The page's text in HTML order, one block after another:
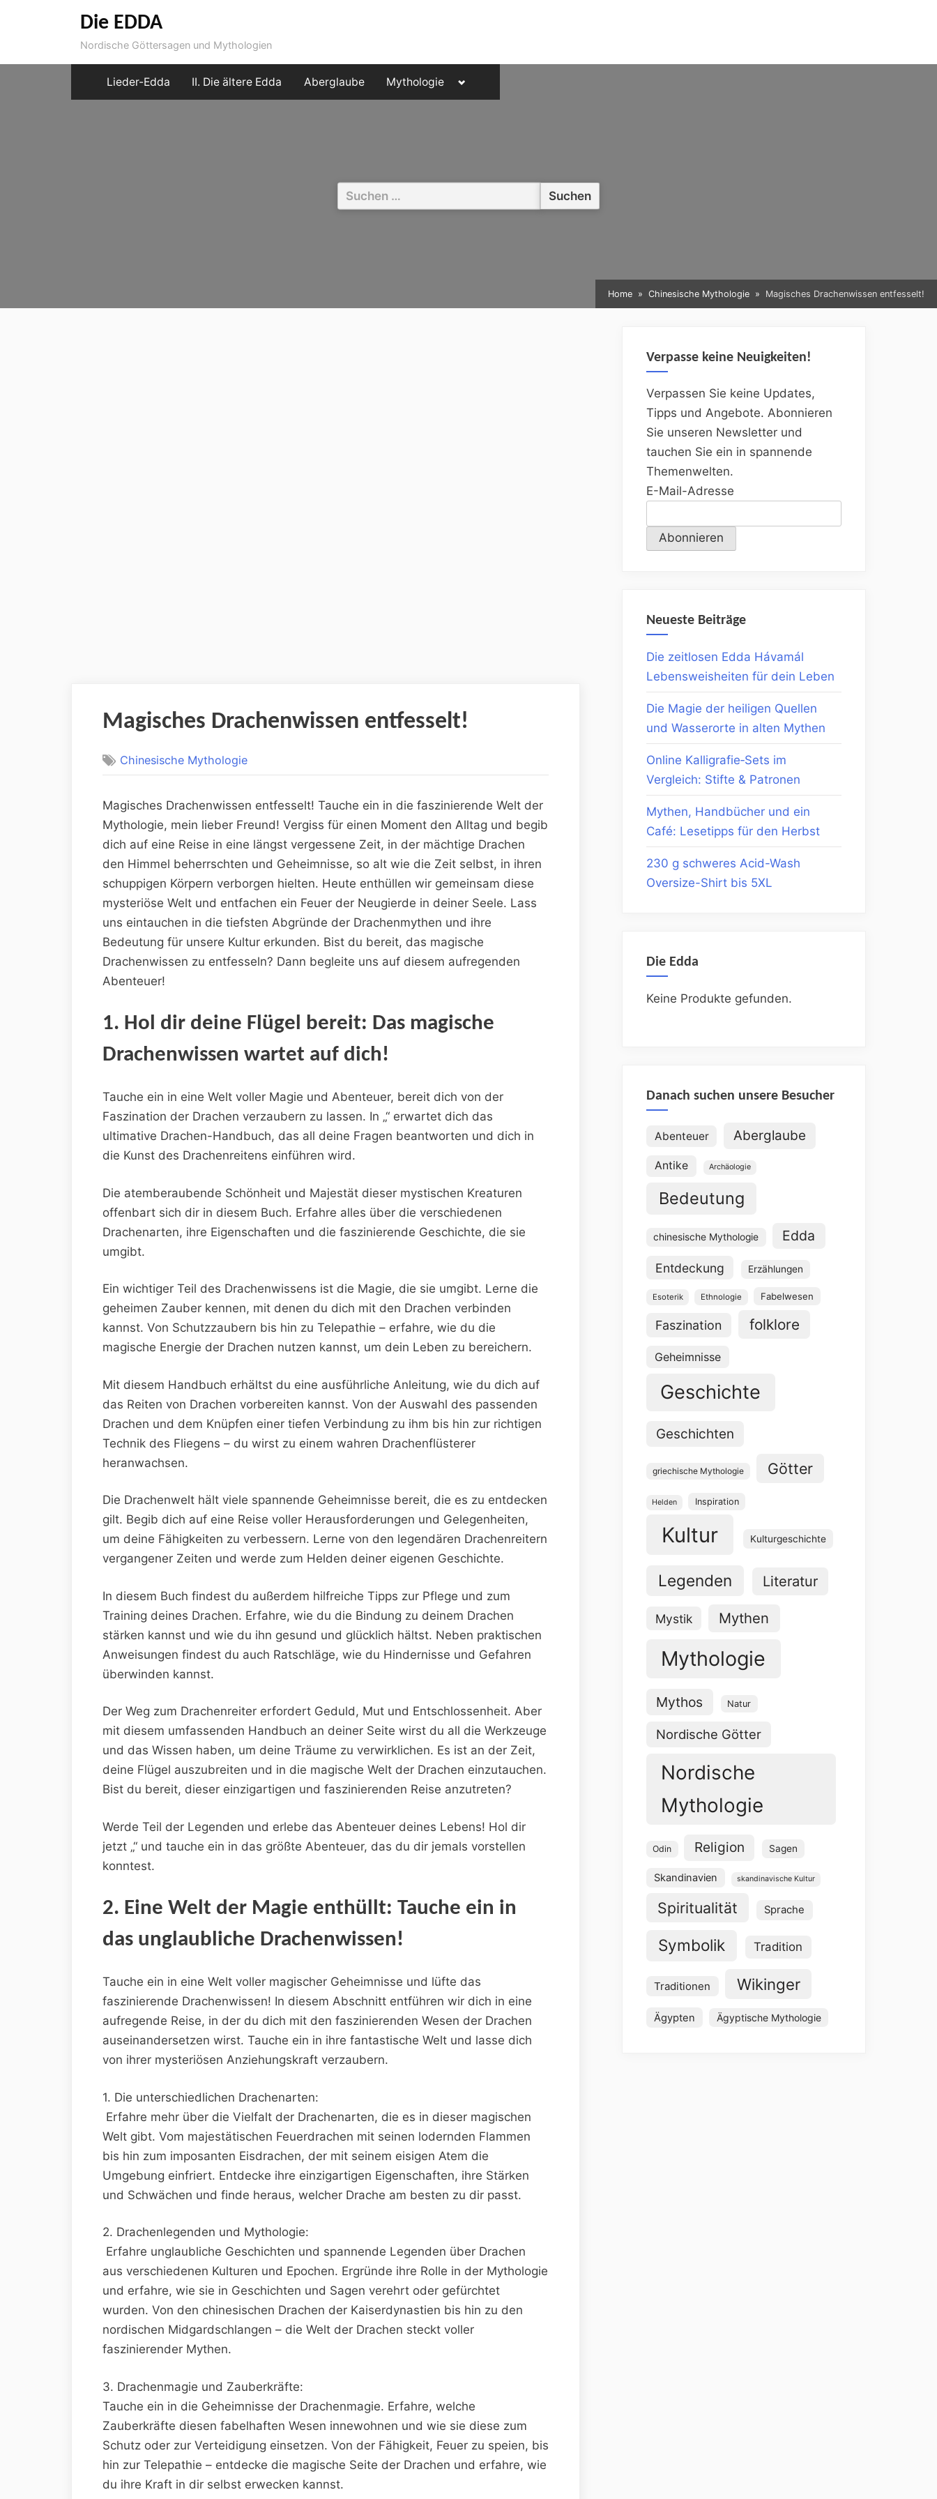
Die EDDA
Nordische Göttersagen und Mythologien
Lieder-Edda II. Die ältere Edda Aberglaube Mythologie
Toggle
menu
Suchen
nach:
Home Chinesische Mythologie Magisches Drachenwissen entfesselt!
Magisches Drachenwissen entfesselt!
Chinesische Mythologie
Magisches Drachenwissen entfesselt! Tauche ein​ in die faszinierende Welt der
Mythologie, mein lieber ⁤Freund! Vergiss für einen Moment den ⁤Alltag und begib​
dich⁢ auf eine Reise in eine längst vergessene Zeit, in der mächtige Drachen
den Himmel beherrschten‌ und ‌Geheimnisse, so alt wie die Zeit selbst,⁣ in ihren
schuppigen Körpern verborgen hielten. Heute enthüllen wir‍ gemeinsam diese
mysteriöse Welt und entfachen ein Feuer der Neugierde in⁣ deiner Seele. Lass
uns⁣ eintauchen ⁢in ⁢die⁣ tiefsten ⁤Abgründe der Drachenmythen und‍ ihre
Bedeutung für⁤ unsere Kultur erkunden. Bist du bereit, das magische​
Drachenwissen zu entfesseln? Dann begleite uns⁢ auf diesem ​aufregenden
Abenteuer!
1. Hol dir deine⁤ Flügel​ bereit: Das magische
Drachenwissen wartet auf dich!
Tauche ein in eine Welt voller Magie‍ und Abenteuer, bereit‌ dich von der
Faszination der Drachen⁢ verzaubern ‍zu lassen. In „“ erwartet dich das
‍ultimative Drachen-Handbuch, das all deine ‍Fragen⁤ beantworten und dich in
die Kunst⁤ des ​Drachenreitens einführen wird.
Die atemberaubende Schönheit ⁣und Majestät dieser ⁢mystischen Kreaturen
offenbart sich dir in diesem Buch.⁤ Erfahre alles über die ‌verschiedenen
Drachenarten, ihre Eigenschaften und ​die faszinierende ‌Geschichte, die sie
umgibt.
Ein wichtiger Teil des Drachenwissens ist die Magie, die sie umgibt. Lerne die
geheimen Zauber kennen,​ mit denen du dich‌ mit den ⁣Drachen verbinden
kannst. Von ​Schutzzaubern ‌bis hin ⁢zu Telepathie – erfahre, wie⁤ du ⁣die
magische⁤ Energie der Drachen nutzen​ kannst, um⁣ dein Leben zu bereichern.
Mit diesem Handbuch erhältst du ‌eine ausführliche Anleitung, wie du ​dich auf‌
das Reiten von Drachen vorbereiten​ kannst. Von​ der⁤ Auswahl des passenden
‍Drachen und dem Knüpfen einer ​tiefen Verbindung zu ihm bis hin zur richtigen
Technik des Fliegens⁣ – du wirst zu einem ‍wahren Drachenflüsterer
heranwachsen.
Die Drachenwelt hält viele‍ spannende Geheimnisse bereit, die es zu entdecken
gilt.⁢ Begib dich auf ‍eine Reise⁢ voller Herausforderungen ‍und Gelegenheiten,
um deine Fähigkeiten zu verbessern. Lerne von den legendären Drachenreitern
vergangener Zeiten und werde zum ⁤Helden ⁢deiner eigenen Geschichte.
In diesem⁢ Buch findest du⁤ außerdem hilfreiche⁢ Tipps zur⁣ Pflege und zum
Training deines Drachen. Erfahre, wie ⁣du die Bindung zu deinem Drachen
stärken kannst und wie du ihn gesund und glücklich hältst. Neben praktischen⁣
Anweisungen⁤ findest du auch⁤ Ratschläge,⁤ wie du Hindernisse und Gefahren
überwinden kannst.
Der Weg ‍zum Drachenreiter erfordert Geduld, Mut und Entschlossenheit. Aber
mit diesem umfassenden Handbuch an deiner ‌Seite wirst du all die Werkzeuge
und ⁣das Wissen haben, um deine Träume zu ⁢verwirklichen. ‌Es ist an​ der Zeit,
deine Flügel auszubreiten und in die⁢ magische Welt der Drachen einzutauchen.
Bist du bereit, dieser⁣ einzigartigen und ‍faszinierenden Reise anzutreten?
Werde Teil⁤ der ‌Legenden ⁣und ​erlebe das Abenteuer ⁣deines Lebens! Hol dir
jetzt „“ und tauche ein⁤ in‍ das größte Abenteuer, das du dir‍ jemals​ vorstellen
konntest.
2. ⁣Eine Welt der‌ Magie enthüllt: Tauche ein ⁤in
das unglaubliche Drachenwissen!
Tauche ein in​ eine Welt voller magischer Geheimnisse und lüfte das
faszinierende Drachenwissen!‍ In ⁣diesem Abschnitt ‌entführen wir dich in eine
aufregende Reise, in der du dich mit den‍ faszinierenden Wesen der‌ Drachen
auseinandersetzen wirst. Tauche ein in ihre fantastische Welt und lasse dich
von‍ ihrer mysteriösen Anziehungskraft verzaubern.
1. Die ‌unterschiedlichen Drachenarten:
⁤ Erfahre mehr über die ​Vielfalt der Drachenarten, die es in ‌dieser magischen
Welt gibt. Vom majestätischen Feuerdrachen ​mit⁤ seinen lodernden Flammen⁣
bis hin zum imposanten Eisdrachen, ​der mit seinem eisigen Atem die
Umgebung einfriert. ‌Entdecke ihre einzigartigen​ Eigenschaften, ⁢ihre Stärken
und Schwächen⁢ und finde heraus, welcher Drache am besten ⁣zu dir passt.
2. ​Drachenlegenden und Mythologie:
‍ Erfahre unglaubliche Geschichten und spannende Legenden über Drachen ​
aus verschiedenen‍ Kulturen und Epochen. ⁤Ergründe ihre Rolle‌ in der ‌Mythologie‍
und erfahre, ⁢wie sie‌ in ‍Geschichten und Sagen verehrt ⁢oder gefürchtet
wurden. Von den chinesischen Drachen der Kaiserdynastien bis‌ hin ⁢zu den
nordischen Midgardschlangen – die ‌Welt der⁤ Drachen steckt voller
faszinierender Mythen.
3.⁢ Drachenmagie und Zauberkräfte:
⁣Tauche ‍ein in die Geheimnisse der ‌Drachenmagie. Erfahre, welche
Zauberkräfte diesen fabelhaften ‌Wesen innewohnen und wie sie⁣ diese⁤ zum
Schutz oder zur⁣ Verteidigung einsetzen. Von der Fähigkeit, Feuer zu speien, bis
hin zur⁣ Telepathie – entdecke die magische ‌Seite ​der⁤ Drachen und erfahre, wie
‌du ihre Kraft ⁢in dir selbst erwecken kannst.
Verpasse keine Neuigkeiten!
Verpassen Sie keine Updates,
Tipps und Angebote. Abonnieren
Sie unseren Newsletter und
tauchen Sie ein in spannende
Themenwelten.
E-Mail-Adresse
Neueste Beiträge
Die zeitlosen Edda Hávamál
Lebensweisheiten für dein Leben
Die Magie der heiligen Quellen
und Wasserorte in alten Mythen
Online Kalligrafie‑Sets im
Vergleich: Stifte & Patronen
Mythen, Handbücher und ein
Café: Lesetipps für den Herbst
230 g schweres Acid-Wash
Oversize-Shirt bis 5XL
Die Edda
Keine Produkte gefunden.
Danach suchen unsere Besucher
Abenteuer Aberglaube
Antike Archäologie
Bedeutung
chinesische Mythologie Edda
Entdeckung Erzählungen
Esoterik Ethnologie Fabelwesen
Faszination folklore
Geheimnisse
Geschichte
Geschichten
griechische Mythologie Götter
Helden Inspiration
Kultur Kulturgeschichte
Legenden Literatur
Mystik Mythen
Mythologie
Mythos Natur
Nordische Götter
Nordische
Mythologie
Odin Religion Sagen
Skandinavien skandinavische Kultur
Spiritualität Sprache
Symbolik Tradition
Traditionen Wikinger
Ägypten Ägyptische Mythologie